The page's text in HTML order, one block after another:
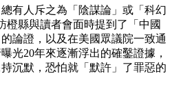
有人斥之為「陰謀論」或「科幻
橙縣與讀者會面時提到了「中國
論證，以及在美國眾議院一致通
20年來逐漸浮出的確鑿證據，
沉默，恐怕就「默許」了罪惡的